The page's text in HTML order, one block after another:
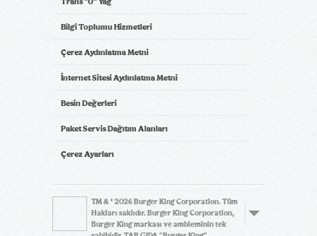
Bilgi Toplumu Hizmetleri
Çerez Aydınlatma Metni
İnternet Sitesi Aydınlatma Metni
Besin Değerleri
Paket Servis Dağıtım Alanları
Çerez Ayarları
TM & © 2026 Burger King Corporation. Tüm
Hakları saklıdır. Burger King Corporation,
Burger King markası ve ambleminin tek